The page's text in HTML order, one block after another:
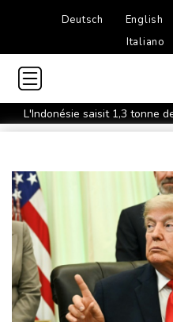
Deutsch English
Italiano
L'Indonésie saisit 1,3 tonne
prises jamais réalisées
carabine à air comprimé à
Hong Kong enregistre un
Des échanges de frappes
Russie
Les éclipses, une
Japon: 81 ans après
nucléaire vacille